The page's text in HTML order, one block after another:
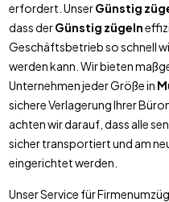
erfordert. UnserGünstig
dass derGünstig zügeln
Geschäftsbetrieb so schnell
werden kann. Wir bieten
Unternehmen jeder Größe in
sichere Verlagerung Ihrer
achten wir darauf, dass alle
sicher transportiert und am
eingerichtet werden.
Unser Service für